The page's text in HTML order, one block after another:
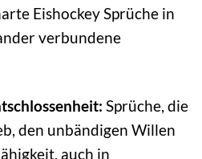
Eishockey Sprüche in
verbundene
Sprüche, die
den unbändigen Willen
auch in